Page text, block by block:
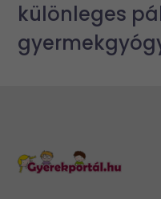
különleges